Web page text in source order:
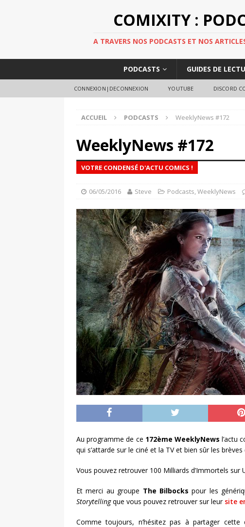
COMIXITY :
A TRAVERS NOS PODCASTS ET NOS
PODCASTS GUIDES DE
CONNEXION|DECONNEXION YOUTUBE DISCORD
ACCUEIL PODCASTS WeeklyNews #172
WeeklyNews #172
VOTRE CONDENSÉ D'ACTU COMICS !
06/05/2016 Steve Podcasts,WeeklyNews
Au programme de ce 172ème WeeklyNews l’actu
qui s’attarde sur le ciné et la TV et bien sûr les brèves
Vous pouvez retrouver 100 Milliards d’Immortels sur
Et merci au groupe The Bilbocks pour les
Storytellingque vous pouvez retrouver sur leur site
Comme toujours, n’hésitez pas à partager